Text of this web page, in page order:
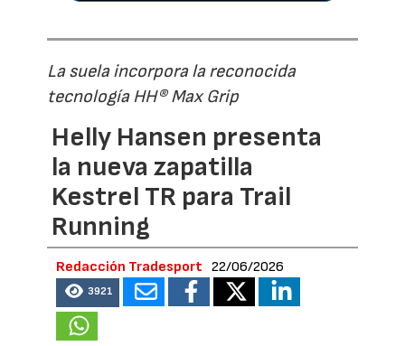
La suela incorpora la reconocida
tecnología HH® Max Grip
Helly Hansen presenta
la nueva zapatilla
Kestrel TR para Trail
Running
Redacción Tradesport 22/06/2026
3921